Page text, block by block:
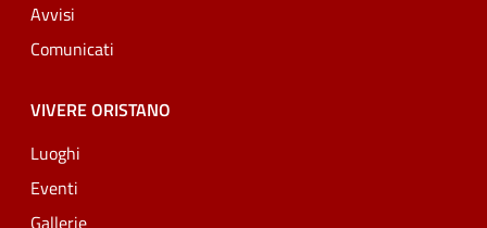
Avvisi
Comunicati
VIVERE ORISTANO
Luoghi
Eventi
Gallerie